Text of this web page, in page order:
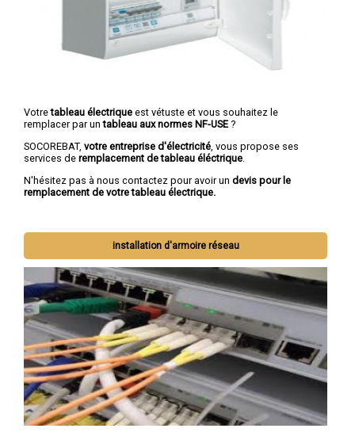
Votretableau électrique est vétuste et vous souhaitez le
remplacer par untableau aux normes NF-USE ?
SOCOREBAT, votre entreprise d'électricité, vous propose ses
services de remplacement de tableau éléctrique.
N'hésitez pas à nous contactez pour avoir un devis pour le
remplacement de votre tableau électrique.
installation d'armoire réseau